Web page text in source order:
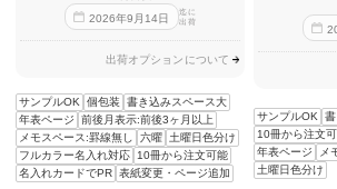
2026年9 月14日
迄に
出荷
出荷オプションについて
サンプルOK 個包装
書き込みスペース大
年表ページ
前後月表示:前後3ヶ月以上
メモスペース:罫線無し
六曜 土曜日色分け
フルカラー名入れ対応 10冊から注文可能
名入れカードでPR 表紙変更・ページ追加
サンプルOK
10冊から注文
年表ページ
メ
土曜日色分け